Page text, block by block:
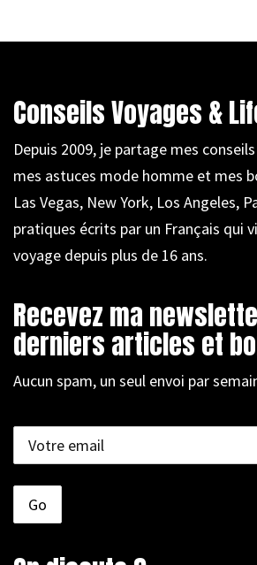
Conseils Voyages &
Depuis 2009, je partage mes
mes astuces mode homme et mes
Las Vegas, New York, Los Angeles,
pratiques écrits par un Français qui
voyage depuis plus de 16 ans.
Recevez ma
derniers articles et
Aucun spam, un seul envoi par